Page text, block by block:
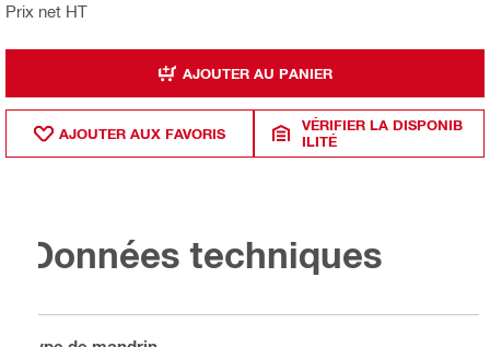
Prix net HT
AJOUTER AU PANIER
AJOUTER AUX FAVORIS
VÉRIFIER LA DISPONIB
ILITÉ
Données techniques